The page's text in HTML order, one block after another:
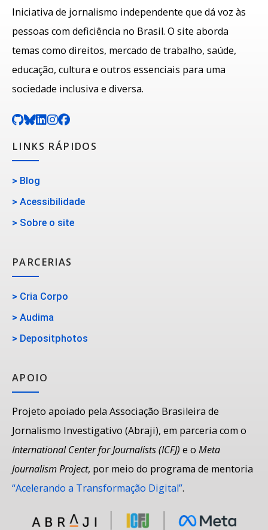
Iniciativa de jornalismo independente que dá voz às
pessoas com deficiência no Brasil. O site aborda
temas como direitos, mercado de trabalho, saúde,
educação, cultura e outros essenciais para uma
sociedade inclusiva e diversa.
LINKS RÁPIDOS
> Blog
> Acessibilidade
> Sobre o site
PARCERIAS
> Cria Corpo
> Audima
> Depositphotos
APOIO
Projeto apoiado pela Associação Brasileira de
Jornalismo Investigativo (Abraji), em parceria com o
International Center for Journalists (ICFJ) e o Meta
Journalism Project, por meio do programa de mentoria
“Acelerando a Transformação Digital”.